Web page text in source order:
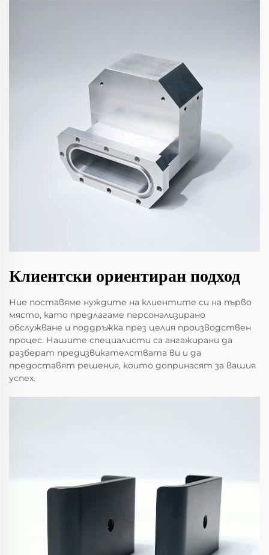
Клиентски ориентиран подход
Ние поставяме нуждите на клиентите си на първо
място, като предлагаме персонализирано
обслужване и поддръжка през целия производствен
процес. Нашите специалисти са ангажирани да
разберат предизвикателствата ви и да
предоставят решения, които допринасят за вашия
успех.